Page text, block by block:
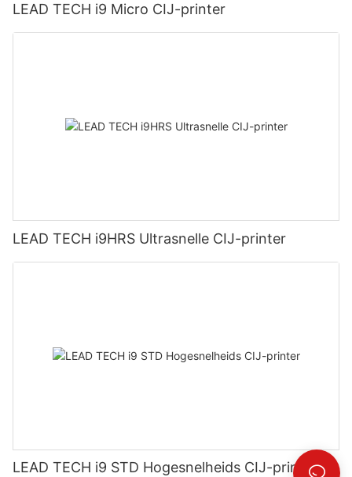
LEAD TECH i9 Micro CIJ-printer
LEAD TECH i9HRS Ultrasnelle CIJ-printer
LEAD TECH i9 STD Hogesnelheids CIJ-printer